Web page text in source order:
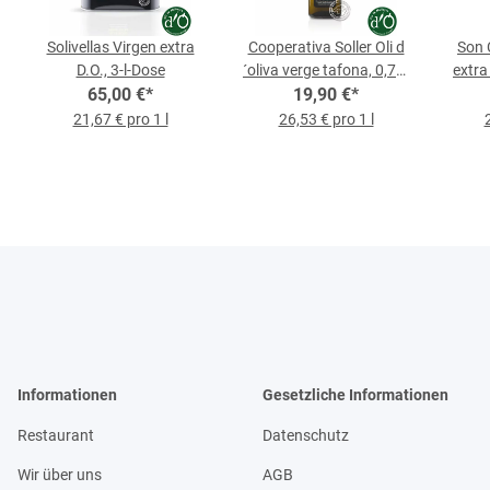
Solivellas Virgen extra
D.O., 3-l-Dose
65,00 €*
21,67 € pro 1 l
Cooperativa Soller Oli d
´oliva verge tafona, 0,75-
l-Flasche
19,90 €*
26,53 € pro 1 l
Son
extra
Informationen
Restaurant
Wir über uns
Gesetzliche Informationen
Datenschutz
AGB